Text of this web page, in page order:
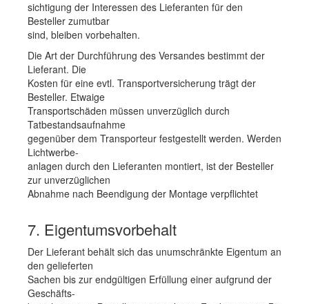
sichtigung der Interessen des Lieferanten für den
Besteller zumutbar
sind, bleiben vorbehalten.
Die Art der Durchführung des Versandes bestimmt der
Lieferant. Die
Kosten für eine evtl. Transportversicherung trägt der
Besteller. Etwaige
Transportschäden müssen unverzüglich durch
Tatbestandsaufnahme
gegenüber dem Transporteur festgestellt werden. Werden
Lichtwerbe-
anlagen durch den Lieferanten montiert, ist der Besteller
zur unverzüglichen
Abnahme nach Beendigung der Montage verpflichtet
7. Eigentumsvorbehalt
Der Lieferant behält sich das unumschränkte Eigentum an
den gelieferten
Sachen bis zur endgültigen Erfüllung einer aufgrund der
Geschäfts-